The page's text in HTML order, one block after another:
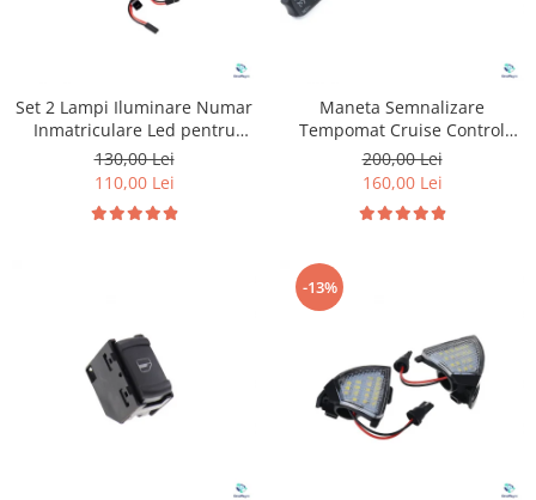
Set 2 Lampi Iluminare Numar
Inmatriculare Led pentru
Volkswagen Golf
130,00 Lei
110,00 Lei
Maneta Semnalizare
Tempomat Cruise Control
pentru Volkswagen Seat
Skoda
200,00 Lei
160,00 Lei
-13%